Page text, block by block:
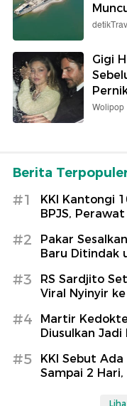
Gigi
Wolipop
Berita
#1
KKI Kantongi
BPJS,
#2
Pakar
Baru Ditindak
#3
RS Sardjito
Viral Nyinyir ke
#4
Martir
Diusulkan Jadi
#5
KKI Sebut
Sampai 2